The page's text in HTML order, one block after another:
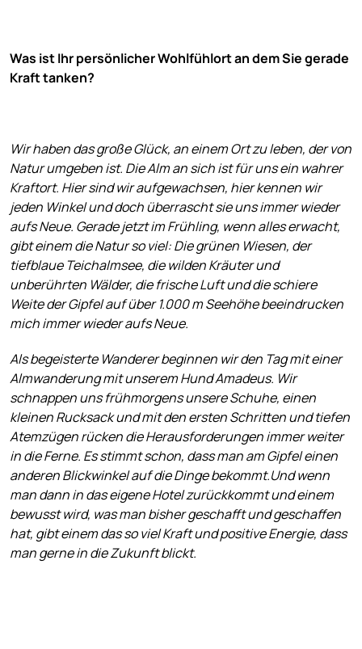
Was ist Ihr persönlicher Wohlfühlort an dem Sie gerade
Kraft tanken?
Wir haben das große Glück, an einem Ort zu leben, der von
Natur umgeben ist. Die Alm an sich ist für uns ein wahrer
Kraftort. Hier sind wir aufgewachsen, hier kennen wir
jeden Winkel und doch überrascht sie uns immer wieder
aufs Neue. Gerade jetzt im Frühling, wenn alles erwacht,
gibt einem die Natur so viel: Die grünen Wiesen, der
tiefblaue Teichalmsee, die wilden Kräuter und
unberührten Wälder, die frische Luft und die schiere
Weite der Gipfel auf über 1.000 m Seehöhe beeindrucken
mich immer wieder aufs Neue.
Als begeisterte Wanderer beginnen wir den Tag mit einer
Almwanderung mit unserem Hund Amadeus. Wir
schnappen uns frühmorgens unsere Schuhe, einen
kleinen Rucksack und mit den ersten Schritten und tiefen
Atemzügen rücken die Herausforderungen immer weiter
in die Ferne. Es stimmt schon, dass man am Gipfel einen
anderen Blickwinkel auf die Dinge bekommt.Und wenn
man dann in das eigene Hotel zurückkommt und einem
bewusst wird, was man bisher geschafft und geschaffen
hat, gibt einem das so viel Kraft und positive Energie, dass
man gerne in die Zukunft blickt.